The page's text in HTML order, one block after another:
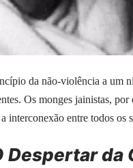
da não-violência a um
Os monges jainistas,
interconexão entre todos os
Despertar da